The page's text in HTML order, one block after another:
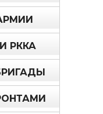
РККА